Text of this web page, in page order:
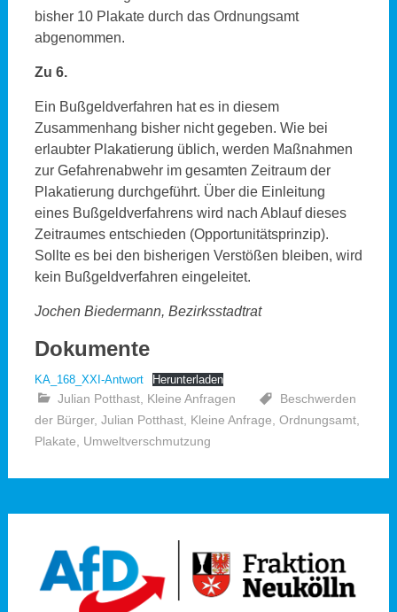
bisher 10 Plakate durch das Ordnungsamt
abgenommen.
Zu 6.
Ein Bußgeldverfahren hat es in diesem
Zusammenhang bisher nicht gegeben. Wie bei
erlaubter Plakatierung üblich, werden Maßnahmen
zur Gefahrenabwehr im gesamten Zeitraum der
Plakatierung durchgeführt. Über die Einleitung
eines Bußgeldverfahrens wird nach Ablauf dieses
Zeitraumes entschieden (Opportunitätsprinzip).
Sollte es bei den bisherigen Verstößen bleiben, wird
kein Bußgeldverfahren eingeleitet.
Jochen Biedermann, Bezirksstadtrat
Dokumente
KA_168_XXI-Antwort Herunterladen
Julian Potthast, Kleine Anfragen
Beschwerden
der Bürger, Julian Potthast, Kleine Anfrage Ordnungsamt,
Plakate
Umweltverschmutzung